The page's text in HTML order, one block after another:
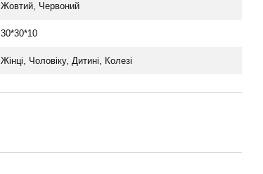
Жовтий, Червоний
30*30*10
Жінці, Чоловіку, Дитині, Колезі